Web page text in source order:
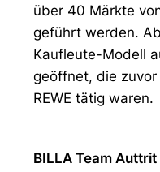
über 40 Märkte
geführt werden.
Kaufleute-Modell
geöffnet, die
REWE tätig waren.
BILLA Team Auttrit